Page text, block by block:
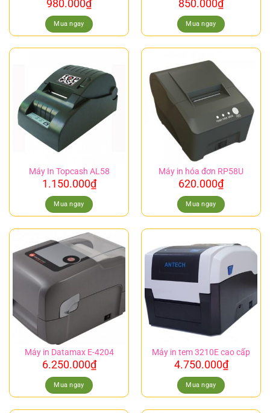
980.000₫
Mua ngay
850.000₫
Mua ngay
Máy In Topcash AL58
1.150.000₫
Mua ngay
Máy in hóa đơn RP58U
620.000₫
Mua ngay
Máy in Datamax E-4204
6.250.000₫
Mua ngay
Máy in tem 3210E cao cấp
4.750.000₫
Mua ngay